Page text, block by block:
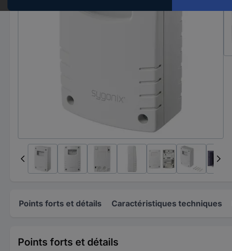
Points forts et détails Caractéristiques techniques
Points forts et détails